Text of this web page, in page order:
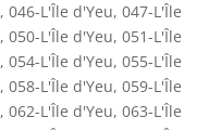
, 046-L'Île d'Yeu, 047-L'Île
, 050-L'Île d'Yeu, 051-L'Île
, 054-L'Île d'Yeu, 055-L'Île
, 058-L'Île d'Yeu, 059-L'Île
, 062-L'Île d'Yeu, 063-L'Île